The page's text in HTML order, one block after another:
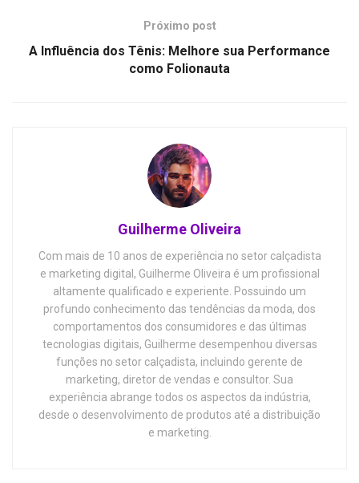
Próximo post
A Influência dos Tênis: Melhore sua Performance
como Folionauta
Guilherme Oliveira
Com mais de 10 anos de experiência no setor calçadista
e marketing digital, Guilherme Oliveira é um profissional
altamente qualificado e experiente. Possuindo um
profundo conhecimento das tendências da moda, dos
comportamentos dos consumidores e das últimas
tecnologias digitais, Guilherme desempenhou diversas
funções no setor calçadista, incluindo gerente de
marketing, diretor de vendas e consultor. Sua
experiência abrange todos os aspectos da indústria,
desde o desenvolvimento de produtos até a distribuição
e marketing.